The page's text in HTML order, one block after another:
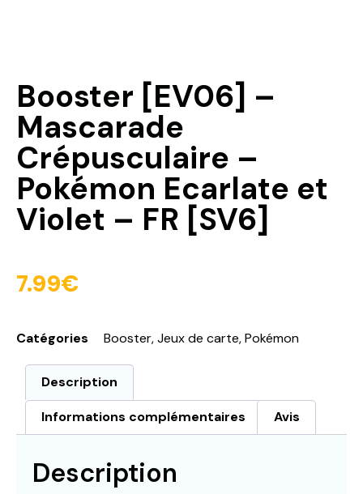
Booster [EV06] –
Mascarade
Crépusculaire –
Pokémon Ecarlate et
Violet – FR [SV6]
7.99€
Catégories Booster,Jeux de carte,Pokémon
Description
Informations complémentaires Avis
Description